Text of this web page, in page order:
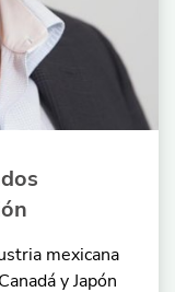
mexicana
y Japón